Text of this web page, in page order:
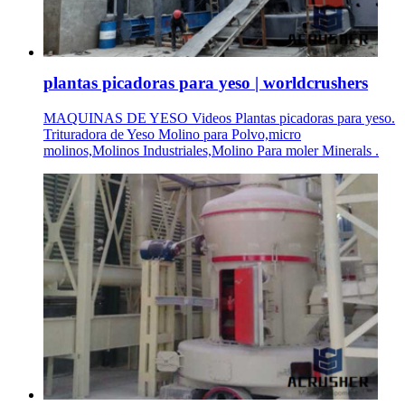
plantas picadoras para yeso | worldcrushers
MAQUINAS DE YESO Videos Plantas picadoras para yeso.
Trituradora de Yeso Molino para Polvo,micro
molinos,Molinos Industriales,Molino Para moler Minerals .